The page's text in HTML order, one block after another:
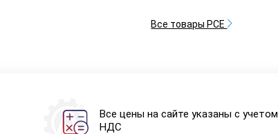
Все товары PCE
Все цены на сайте указаны с учетом
НДС